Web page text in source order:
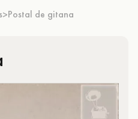
>Postal de gitana